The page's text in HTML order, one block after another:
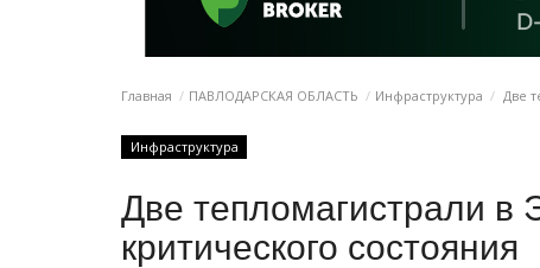
Главная ПАВЛОДАРСКАЯ ОБЛАСТЬ Инфраструктура Две
Инфраструктура
Две тепломагистрали в
критического состояния